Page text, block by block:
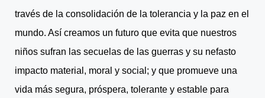
través de la consolidación de la tolerancia y la paz en el
mundo. Así creamos un futuro que evita que nuestros
niños sufran las secuelas de las guerras y su nefasto
impacto material, moral y social; y que promueve una
vida más segura, próspera, tolerante y estable para